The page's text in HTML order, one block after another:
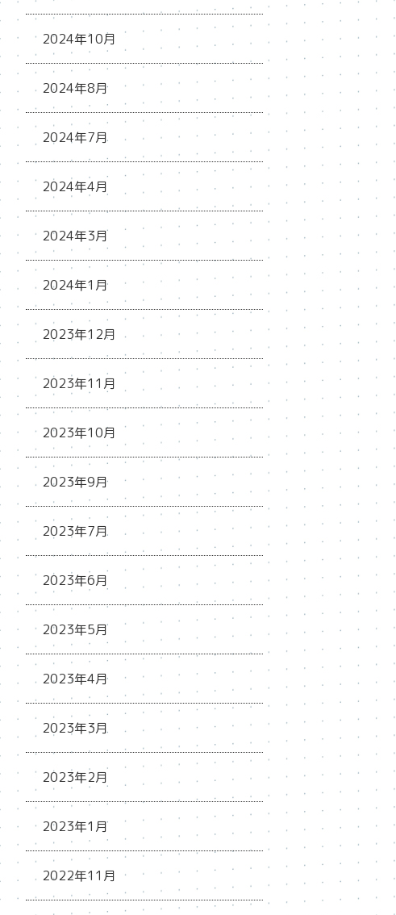
2024年10月
2024年8月
2024年7月
2024年4月
2024年3月
2024年1月
2023年12月
2023年11月
2023年10月
2023年9月
2023年7月
2023年6月
2023年5月
2023年4月
2023年3月
2023年2月
2023年1月
2022年11月